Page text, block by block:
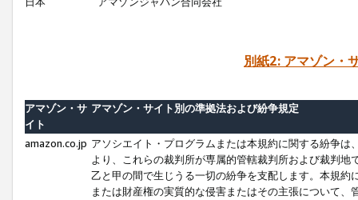
別紙2: アマゾン・
アマゾン・サ
イト
アマゾン・サイト別の準拠法および紛争規定
amazon.co.jp アソシエイト・プログラムまたは本規約に関する紛争
より、これらの裁判所が専属的管轄裁判所および裁判
乙と甲の間で生じうる一切の紛争を支配します。本規
または財産権の実質的な侵害またはその主張について